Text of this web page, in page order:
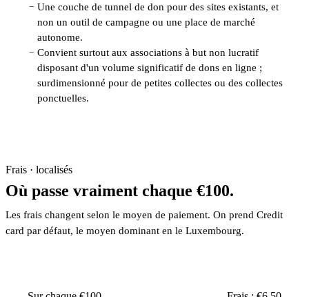
− Une couche de tunnel de don pour des sites existants, et
non un outil de campagne ou une place de marché
autonome.
− Convient surtout aux associations à but non lucratif
disposant d'un volume significatif de dons en ligne ;
surdimensionné pour de petites collectes ou des collectes
ponctuelles.
Frais · localisés
Où passe vraiment chaque €100.
Les frais changent selon le moyen de paiement. On prend Credit
card par défaut, le moyen dominant en le Luxembourg.